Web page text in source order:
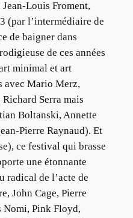
Louis Froment,
(par l’intermédiaire de
de baigner dans
de ces années
minimal et art
avec Mario Merz,
Serra mais
Boltanski, Annette
Pierre Raynaud). Et
ce festival qui brasse
une étonnante
radical de l’acte de
John Cage, Pierre
Nomi, Pink Floyd,